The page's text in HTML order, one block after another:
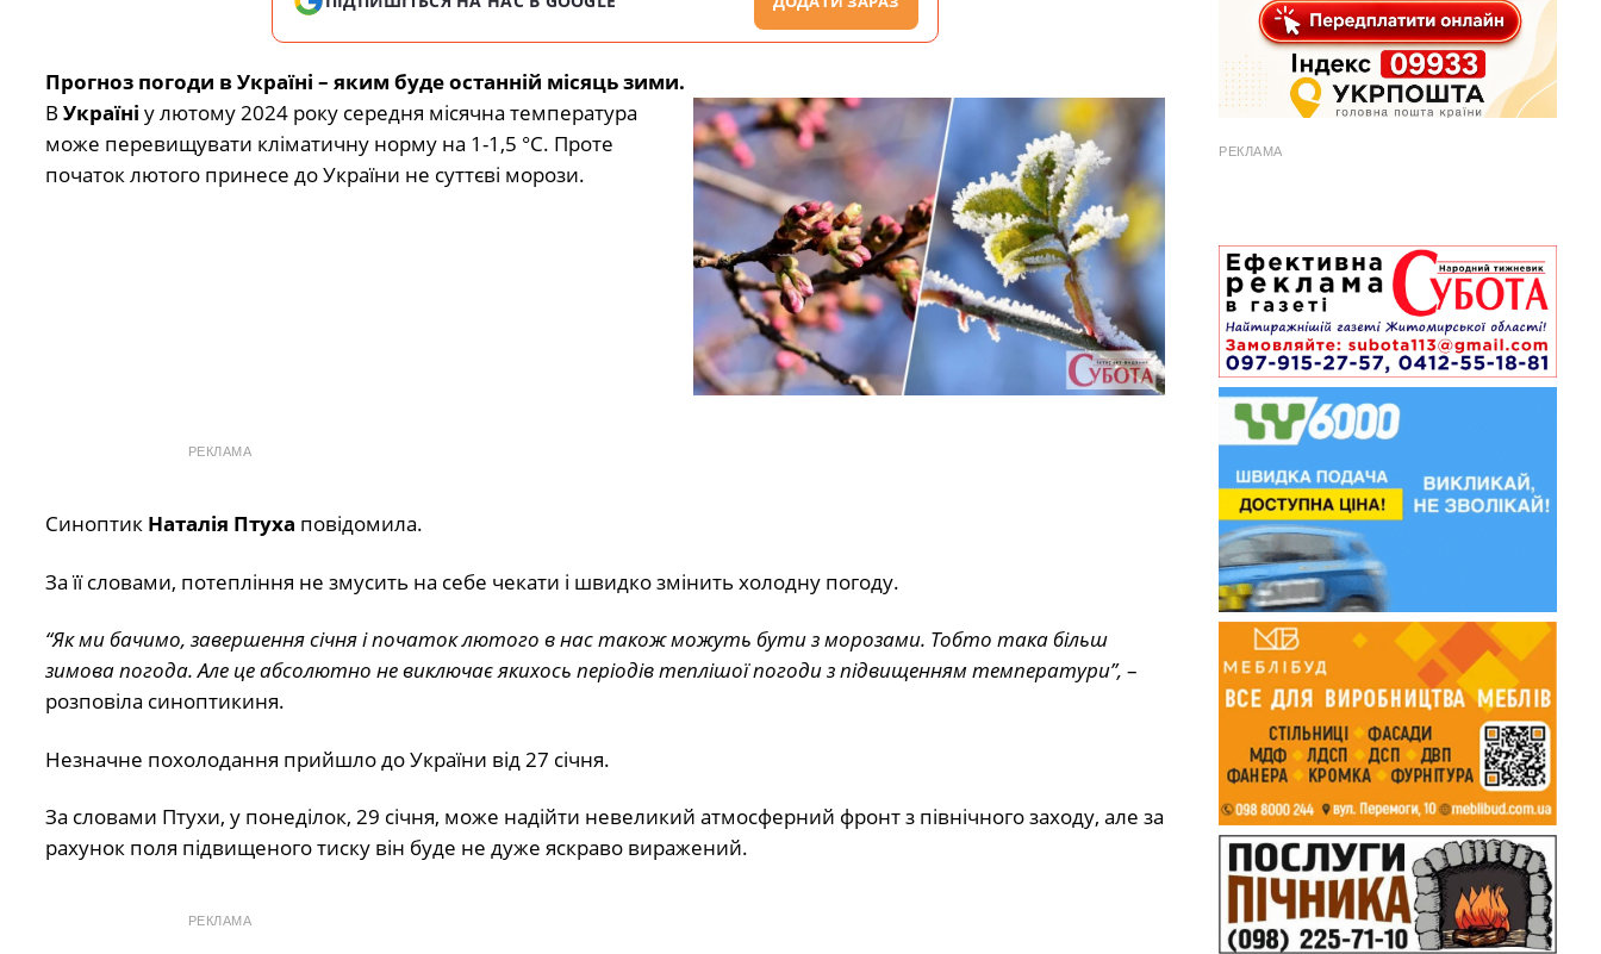
Прогноз погоди в Україні – яким буде останній місяць зими.
В Україні у лютому 2024 року середня місячна температура
може перевищувати кліматичну норму на 1-1,5 °C. Проте
початок лютого принесе до України не суттєві морози.
РЕКЛАМА
Cиноптик Наталія Птуха повідомила.
За її словами, потепління не змусить на себе чекати і швидко змінить холодну погоду.
“Як ми бачимо, завершення січня і початок лютого в нас також можуть бути з морозами. Тобто така більш
зимова погода. Але це абсолютно не виключає якихось періодів теплішої погоди з підвищенням температури”, –
розповіла синоптикиня.
Незначне похолодання прийшло до України від 27 січня.
За словами Птухи, у понеділок, 29 січня, може надійти невеликий атмосферний фронт з північного заходу, але за
рахунок поля підвищеного тиску він буде не дуже яскраво виражений.
РЕКЛАМА
РЕКЛАМА